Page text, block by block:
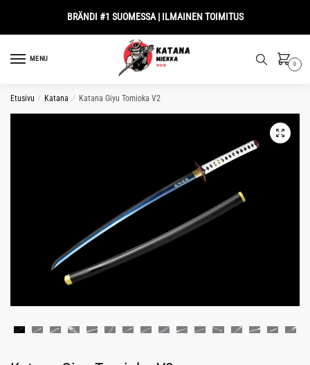
BRÄNDI #1 SUOMESSA | ILMAINEN TOIMITUS
MENU
0
Etusivu / Katana / Katana Giyu Tomioka V2